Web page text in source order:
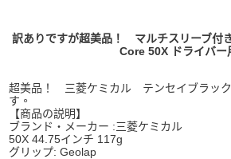
訳ありですが超美品！ マルチスリーブ付
Core 50X ドライバー
超美品！ 三菱ケミカル テンセイブラック
す。
【商品の説明】
ブランド・メーカー :三菱ケミカル
50X 44.75インチ 117g
グリップ: Geolap